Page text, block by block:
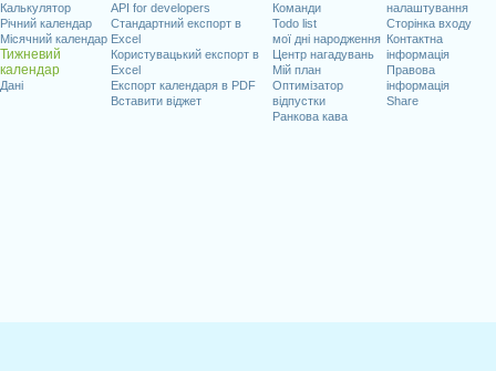
Калькулятор
Річний календар
Місячний календар
Тижневий
календар
Дані
API for developers
Стандартний експорт в
Excel
Користувацький експорт в
Excel
Експорт календаря в PDF
Вставити віджет
Команди
Todo list
мої дні народження
Центр нагадувань
Мій план
Оптимізатор
відпустки
Ранкова кава
налаштування
Сторінка входу
Контактна
інформація
Правова
інформація
Share